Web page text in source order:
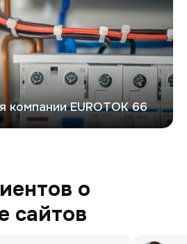
компании EUROTOK 66
о
сайтов